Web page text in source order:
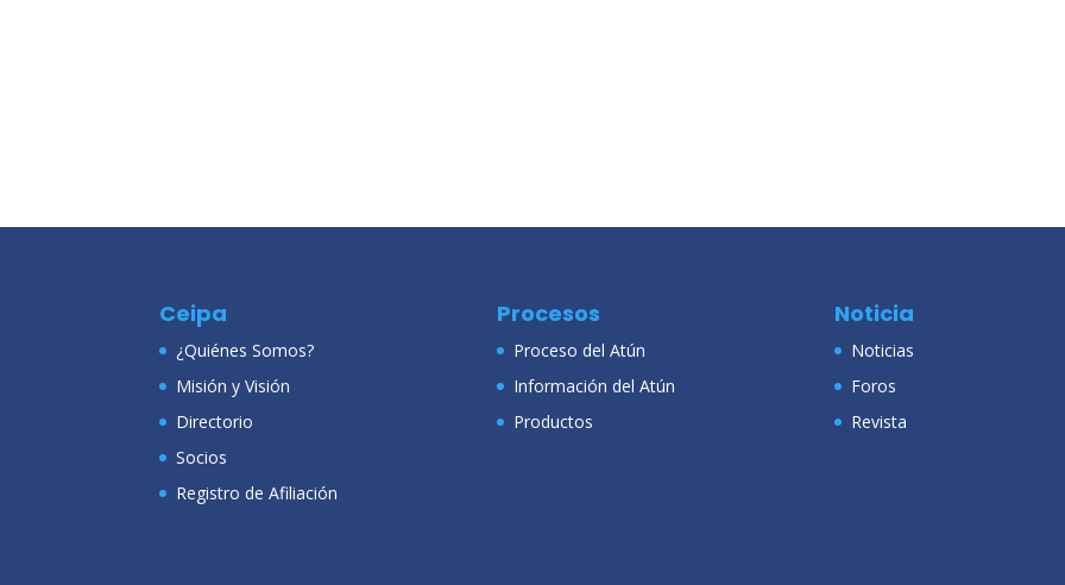
Ceipa
¿Quiénes Somos?
Misión y Visión
Directorio
Socios
Registro de Afiliación
Procesos
Proceso del Atún
Información del Atún
Productos
Noticia
Noticias
Foros
Revista